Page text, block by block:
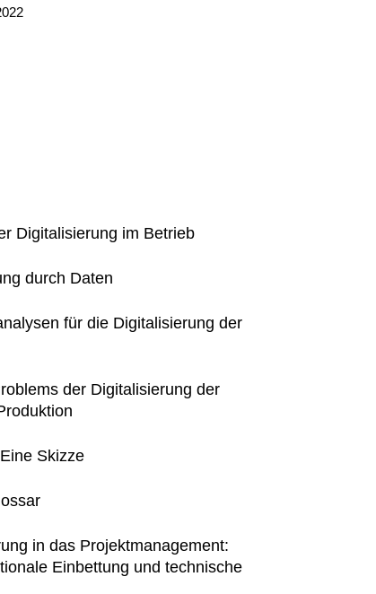
Digitalisierung im Betrieb
durch Daten
für die Digitalisierung der
der Digitalisierung der
Skizze
in das Projektmanagement:
Einbettung und technische